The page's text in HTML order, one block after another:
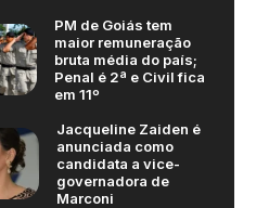
PM de Goiás tem
maior remuneração
bruta média do país;
Penal é 2ª e Civil fica
em 11º
Jacqueline Zaiden é
anunciada como
candidata a vice-
governadora de
Marconi